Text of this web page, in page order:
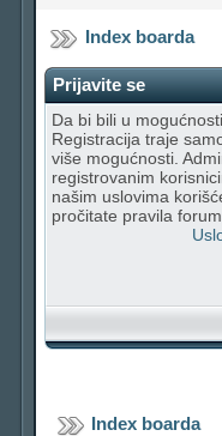
Index boarda
Prijavite se
Da bi bili u
Registracija traje
više mogućnosti.
registrovanim
našim uslovima
pročitate pravila
Index boarda